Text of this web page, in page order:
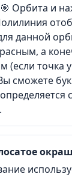
Орбита и
данной
а
(если точка
сможете